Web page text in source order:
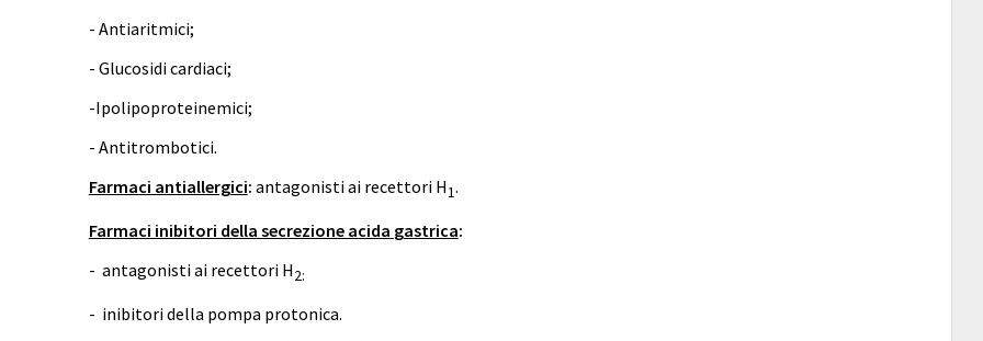
- Antiaritmici;
- Glucosidi cardiaci;
-Ipolipoproteinemici;
- Antitrombotici.
Farmaci antiallergici: antagonisti ai recettori H1.
Farmaci inibitori della secrezione acida gastrica:
- antagonisti ai recettori H2:
- inibitori della pompa protonica.